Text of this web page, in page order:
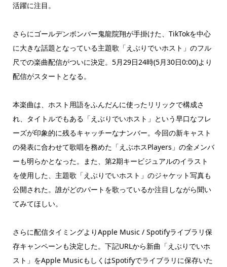
活躍に注目。
さらにゴールデンボンバー鬼龍院翔が手掛けた、TikTokを中心
に大きな話題となっている主題歌「えぶりでいホスト」のフル
尺での楽曲配信がついに決定。5月29日24時(5月30日0:00)より
配信がスタートとなる。
本楽曲は、ホスト用語をふんだんに使ったリリックで構成さ
れ、タイトルでもある「えぶりでいホスト」という早口なフレ
ーズが印象的に残るキャッチーなナンバー。今回の新キャスト
の発表に合わせて歌唱を務めた「えぶホスPlayers」の全メンバ
ーも明らかとなった。また、第2期キービジュアルのイラスト
を使用した、主題歌「えぶりでいホスト」のジャケット写真も
公開された。誰がどのパートを歌っているか注目しながら聞い
てみてほしい。
さらに配信タイミングよりApple Music / Spotifyライブラリ保
存キャンペーンも決定した。下記URLから新曲「えぶりでいホ
スト」をApple MusicもしくはSpotifyでライブラリに保存いた